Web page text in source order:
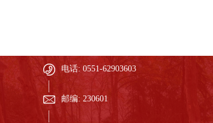
电话: 0551-62903603
邮编: 230601